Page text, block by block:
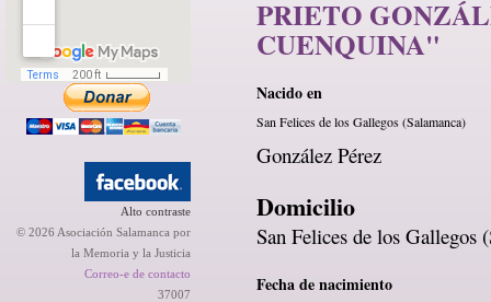
Alto contraste
© 2026 Asociación Salamanca por
la Memoria y la Justicia
Correo-e de contacto
37007
PRIETO
CUENQUINA"
Nacido en
San Felices de los Gallegos (Salamanca)
González Pérez
Domicilio
San Felices de los Gallegos
Fecha de nacimiento